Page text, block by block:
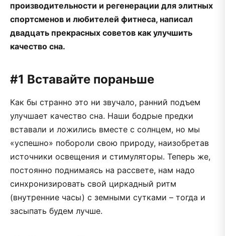
производительности и регенерации для элитных
спортсменов и любителей фитнеса, написал
двадцать прекрасных советов как улучшить
качество сна.
#1 Вставайте пораньше
Как бы странно это ни звучало, ранний подъем
улучшает качество сна. Наши бодрые предки
вставали и ложились вместе с солнцем, но мы
«успешно» побороли свою природу, наизобретав
источники освещения и стимуляторы. Теперь же,
постоянно поднимаясь на рассвете, нам надо
синхронизировать свой циркадный ритм
(внутренние часы) с земными сутками – тогда и
засыпать будем лучше.